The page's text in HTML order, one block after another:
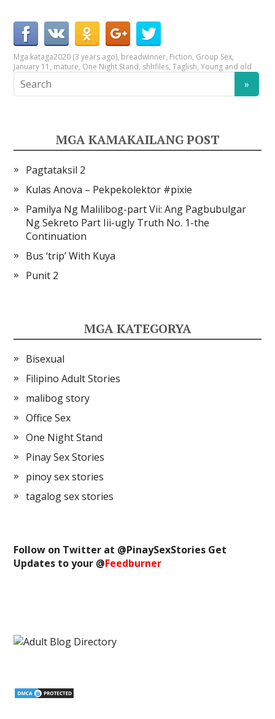
Mga kataga2020 (3 years ago), breadwinner, Fiction, Group Sex,
January 11 , mature, One Night Stand, shhfiles,Taglish,Young and old
MGA KAMAKAILANG POST
Pagtataksil 2
Kulas Anova – Pekpekolektor #pixie
Pamilya Ng Malilibog-part Vii: Ang Pagbubulgar
Ng Sekreto Part Iii-ugly Truth No. 1-the
Continuation
Bus ‘trip’ With Kuya
Punit 2
MGA KATEGORYA
Bisexual
Filipino Adult Stories
malibog story
Office Sex
One Night Stand
Pinay Sex Stories
pinoy sex stories
tagalog sex stories
Follow on Twitter at @PinaySexStories Get
Updates to your @Feedburner